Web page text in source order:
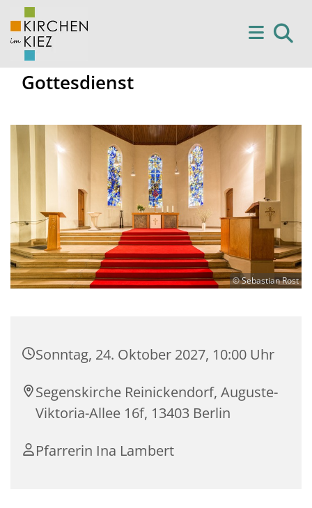
Gottesdienst
© Sebastian Rost
Sonntag, 24. Oktober 2027, 10:00 Uhr
Segenskirche Reinickendorf, Auguste-
Viktoria-Allee 16f, 13403 Berlin
Pfarrerin Ina Lambert